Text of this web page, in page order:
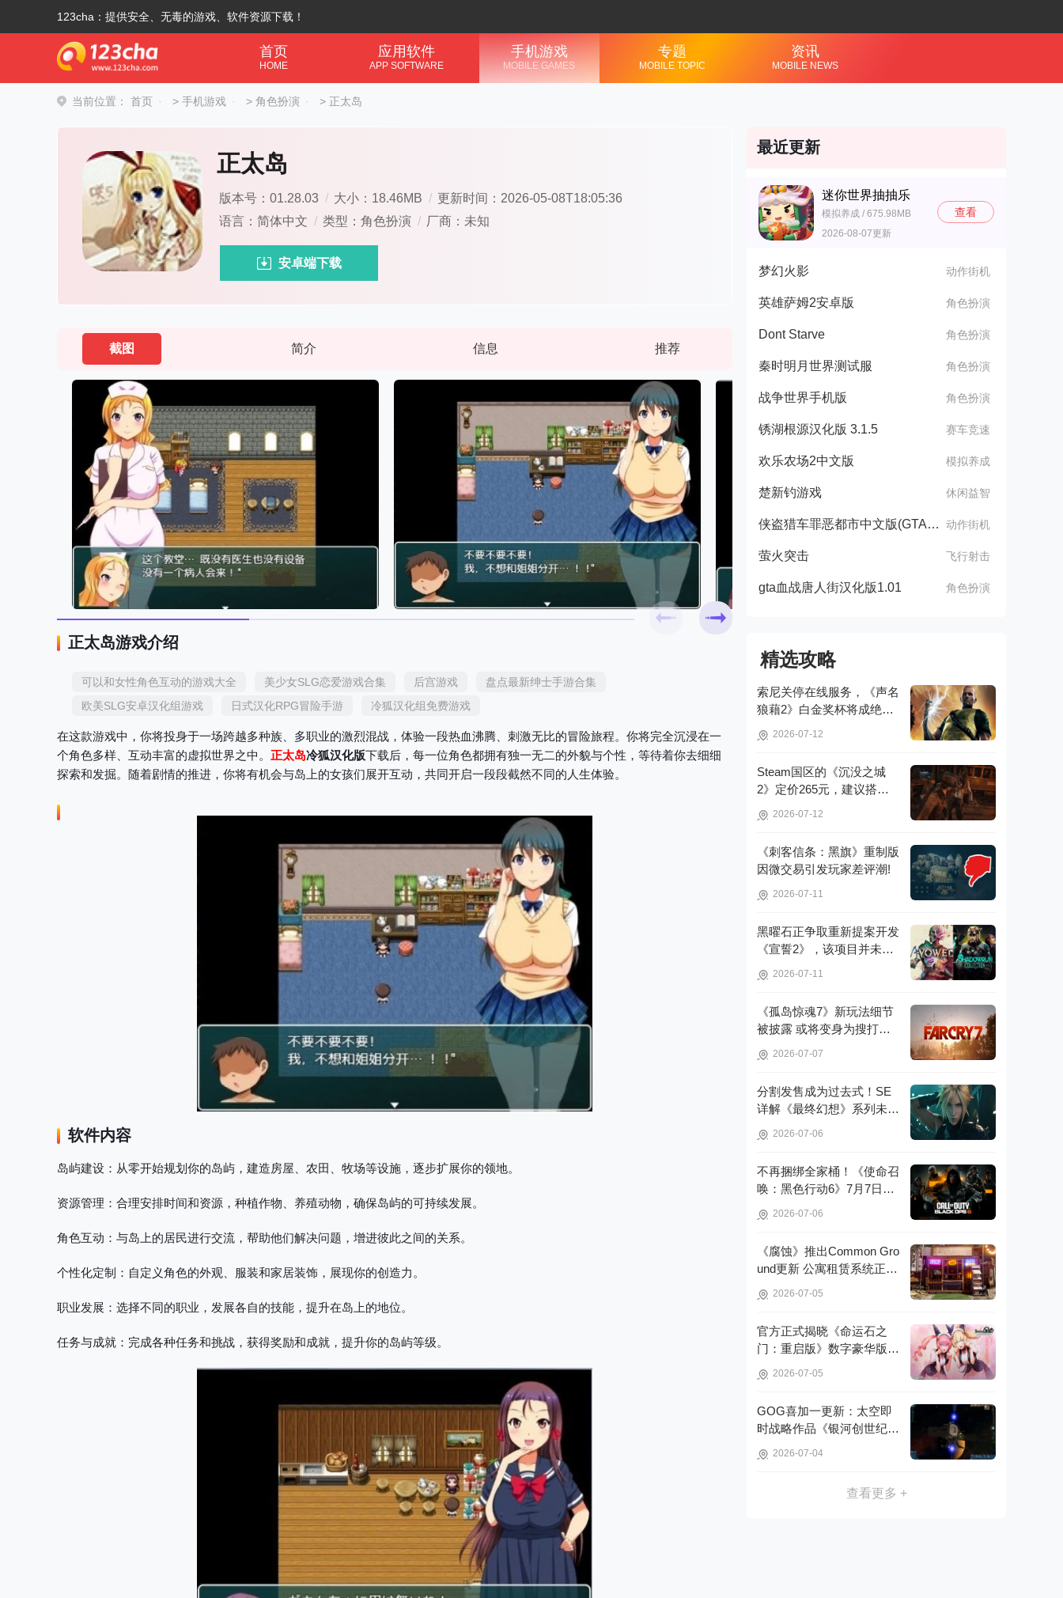
123cha：提供安全、无毒的游戏、软件资源下载！
首页
HOME
应用软件
APP SOFTWARE
手机游戏
MOBILE GAMES
专题
MOBILE TOPIC
资讯
MOBILE NEWS
当前位置： 首页 > 手机游戏 > 角色扮演 > 正太岛
正太岛
版本号：01.28.03 / 大小：18.46MB / 更新时间：2026-05-08T18:05:36
语言：简体中文 / 类型：角色扮演 / 厂商：未知
安卓端下载
截图 简介 信息 推荐
正太岛游戏介绍
可以和女性角色互动的游戏大全 美少女SLG恋爱游戏合集 后宫游戏
盘点最新绅士手游合集
欧美SLG安卓汉化组游戏
日式汉化RPG冒险手游 冷狐汉化组免费游戏
在这款游戏中，你将投身于一场跨越多种族、多职业的激烈混战，体验一段热血沸腾、刺激无比的冒险旅程。你将完全沉浸在一
个角色多样、互动丰富的虚拟世界之中。 正太岛冷狐汉化版下载后，每一位角色都拥有独一无二的外貌与个性，等待着你去细细
探索和发掘。随着剧情的推进，你将有机会与岛上的女孩们展开互动，共同开启一段段截然不同的人生体验。
软件内容
岛屿建设 ：从零开始规划你的岛屿，建造房屋、农田、牧场等设施，逐步扩展你的领地。
资源管理 ：合理安排时间和资源，种植作物、养殖动物，确保岛屿的可持续发展。
角色互动 ：与岛上的居民进行交流，帮助他们解决问题，增进彼此之间的关系。
个性化定制 ：自定义角色的外观、服装和家居装饰，展现你的创造力。
职业发展 ：选择不同的职业，发展各自的技能，提升在岛上的地位。
任务与成就 ：完成各种任务和挑战，获得奖励和成就，提升你的岛屿等级。
最近更新
迷你世界抽抽乐
模拟养成 / 675.98MB
2026-08-07更新
查看
梦幻火影 动作街机
英雄萨姆2安卓版 角色扮演
Dont Starve 角色扮演
秦时明月世界测试服 角色扮演
战争世界手机版 角色扮演
锈湖根源汉化版 3.1.5 赛车竞速
欢乐农场2中文版 模拟养成
楚新钓游戏 休闲益智
侠盗猎车罪恶都市中文版(GTA：SA MOD安装器) 动作街机
萤火突击 飞行射击
gta血战唐人街汉化版1.01 角色扮演
精选攻略
索尼关停在线服务，《声名
狼藉2》白金奖杯将成绝
2026-07-12
Steam国区的《沉没之城
2》定价265元，建议搭配4
2026-07-12
《刺客信条：黑旗》重制版
因微交易引发玩家差评潮!
2026-07-11
黑曜石正争取重新提案开发
《宣誓2》，该项目并未彻
2026-07-11
《孤岛惊魂7》新玩法细节
被披露 或将变身为搜打撤
2026-07-07
分割发售成为过去式！SE
详解《最终幻想》系列未来
2026-07-06
不再捆绑全家桶！《使命召
唤：黑色行动6》7月7日起
2026-07-06
《腐蚀》推出Common Gro
und更新 公寓租赁系统正式
2026-07-05
官方正式揭晓《命运石之
门：重启版》数字豪华版的
2026-07-05
GOG喜加一更新：太空即
时战略作品《银河创世纪：
2026-07-04
查看更多 +